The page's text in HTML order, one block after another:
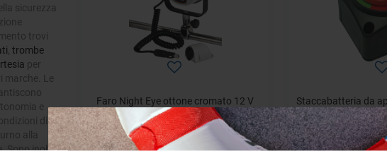
sicurezza
trovi
, trombe
per
marche. Le
e
di
alla
Sono inoltre
Faro Night Eye ottone cromato 12 V
Disponibile
Staccabatteria da